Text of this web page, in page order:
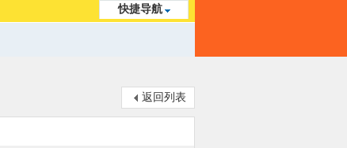
快捷导航
返回列表